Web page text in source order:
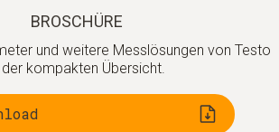
BROSCHÜRE
und weitere Messlösungen von Testo
der kompakten Übersicht.